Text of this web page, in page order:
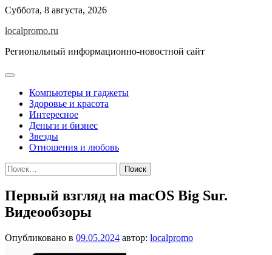
Перейти
содержимому
Суббота, 8 августа, 2026
localpromo.ru
Региональный информационно-новостной сайт
Компьютеры и гаджеты
Здоровье и красота
Интересное
Деньги и бизнес
Звезды
Отношения и любовь
Найти:
Первый взгляд на macOS Big Sur.
Видеообзоры
Опубликовано в 09.05.2024 автор: localpromo